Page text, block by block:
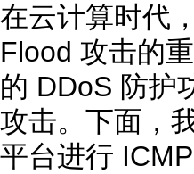
在云计算时代
Flood 攻击的
的 DDoS 防护
攻击。下面，
平台进行